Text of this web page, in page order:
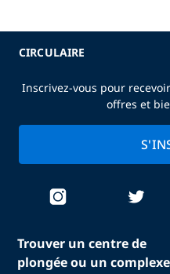
Trouver un centre de
plongée ou un complexe
CIRCULAIRE
Inscrivez-vous pour
offres et